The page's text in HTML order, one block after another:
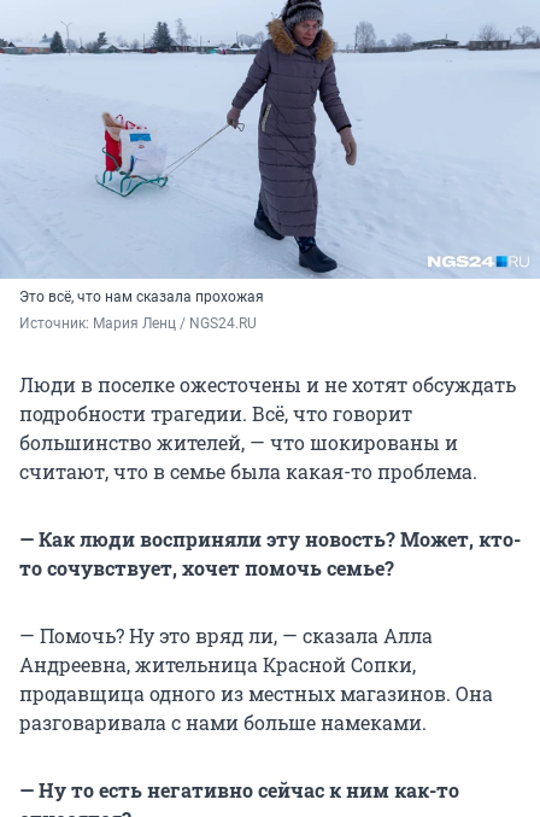
Это всё, что нам сказала прохожая
Источник: Мария Ленц / NGS24.RU
Люди в поселке ожесточены и не хотят обсуждать
подробности трагедии. Всё, что говорит
большинство жителей, — что шокированы и
считают, что в семье была какая-то проблема.
— Как люди восприняли эту новость? Может, кто-
то сочувствует, хочет помочь семье?
— Помочь? Ну это вряд ли, — сказала Алла
Андреевна, жительница Красной Сопки,
продавщица одного из местных магазинов. Она
разговаривала с нами больше намеками.
— Ну то есть негативно сейчас к ним как-то